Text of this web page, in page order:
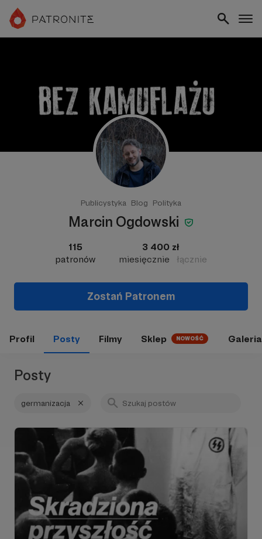
Publicystyka Blog Polityka
Marcin Ogdowski
115
patronów
3 400 zł
miesięcznie
łącznie
Zostań Patronem
Profil Posty Filmy Sklep NOWOŚĆ Galeria
Posty
germanizacja